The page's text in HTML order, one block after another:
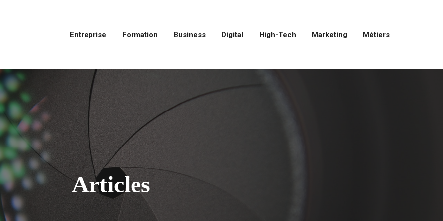
Entreprise Formation Business Digital High-Tech Marketing Métiers
Articles